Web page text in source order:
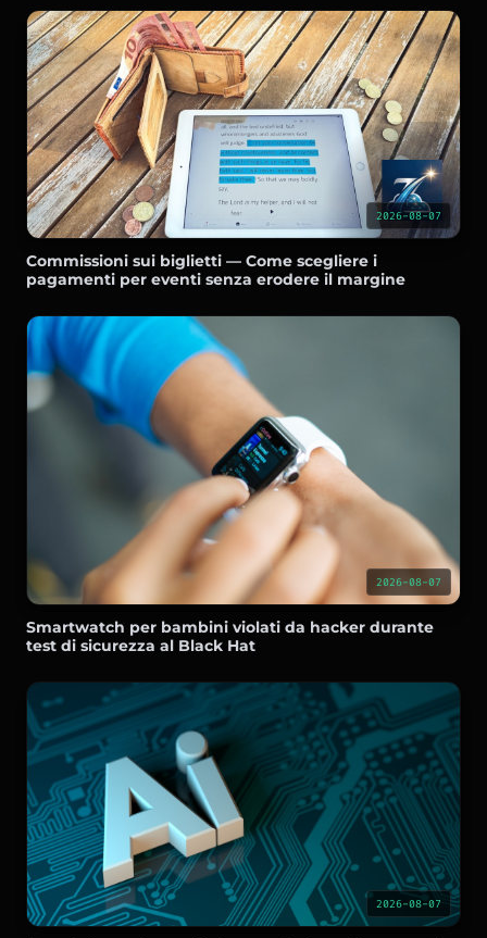
2026-08-07
Commissioni sui biglietti — Come scegliere i
pagamenti per eventi senza erodere il margine
2026-08-07
Smartwatch per bambini violati da hacker durante
test di sicurezza al Black Hat
2026-08-07